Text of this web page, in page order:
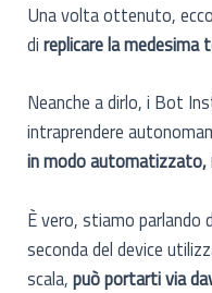
Una volta ottenuto,
di replicare la medesima
Neanche a dirlo, i Bot
intraprendere
in modo
È vero, stiamo parlando
seconda del device
scala,può portarti via